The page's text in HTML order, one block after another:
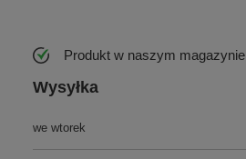
Produkt w naszym magazynie
Wysyłka
we wtorek